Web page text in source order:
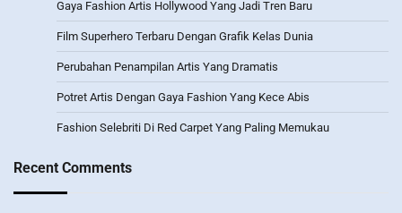
Gaya Fashion Artis Hollywood Yang Jadi Tren Baru
Film Superhero Terbaru Dengan Grafik Kelas Dunia
Perubahan Penampilan Artis Yang Dramatis
Potret Artis Dengan Gaya Fashion Yang Kece Abis
Fashion Selebriti Di Red Carpet Yang Paling Memukau
Recent Comments